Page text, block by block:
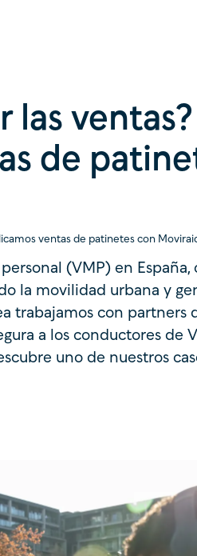
las ventas?
de
ventas de patinetes con
(VMP) en
la movilidad urbana y
trabajamos con partners
a los conductores de
uno de nuestros